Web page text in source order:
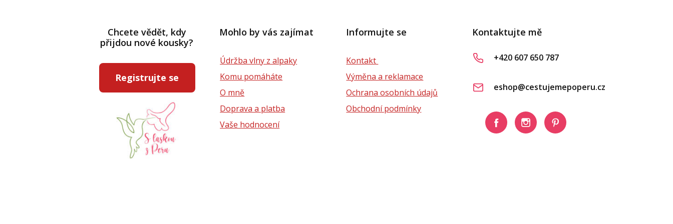
Chcete vědět, kdy
přijdou nové kousky?
Registrujte se
Mohlo by vás zajímat
Údržba vlny z alpaky
Komu pomáháte
O mně
Doprava a platba
Vaše hodnocení
Informujte se
Kontakt
Výměna a reklamace
Ochrana osobních údajů
Obchodní podmínky
Kontaktujte mě
+420 607 650 787
eshop@cestujemepoperu.cz